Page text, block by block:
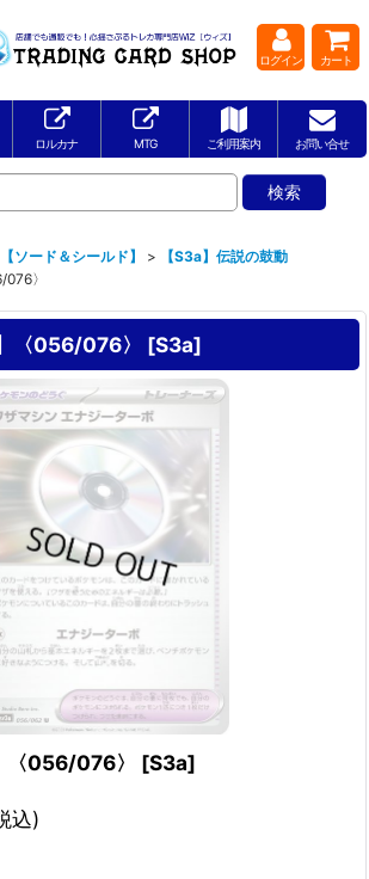
ログイン カート
ロルカナ MTG ご利用案内 お問い合せ
ソード＆シールド】 >
【S3a】伝説の鼓動
〉
〈056/076〉 [S3a]
〈056/076〉 [S3a]
込)